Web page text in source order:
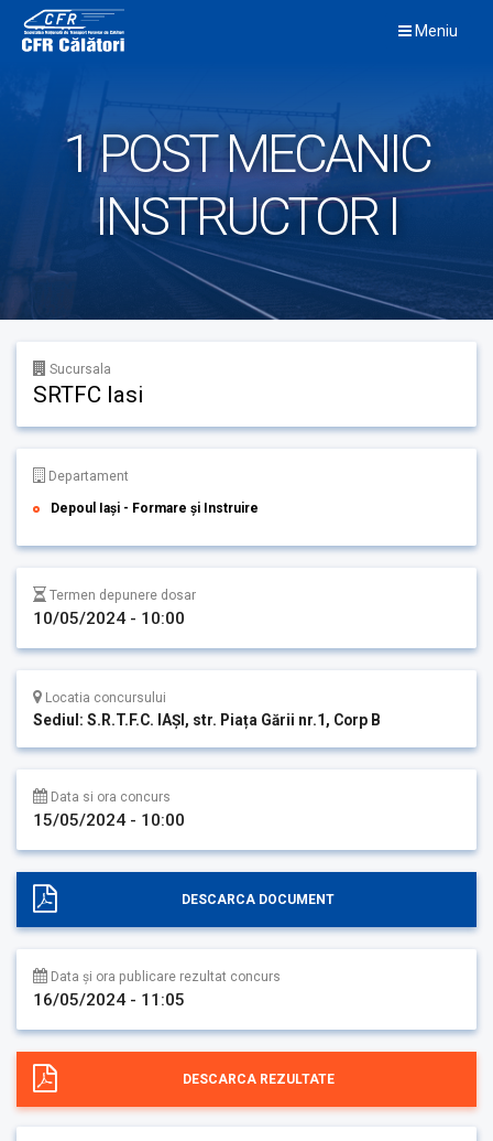
content
Meniu
1 POST MECANIC
INSTRUCTOR I
Sucursala
SRTFC Iasi
Departament
Depoul Iași - Formare și Instruire
Termen depunere dosar
10/05/2024 - 10:00
Locatia concursului
Sediul: S.R.T.F.C. IAȘI, str. Piața Gării nr.1, Corp B
Data si ora concurs
15/05/2024 - 10:00
DESCARCA DOCUMENT
Data și ora publicare rezultat concurs
16/05/2024 - 11:05
DESCARCA REZULTATE